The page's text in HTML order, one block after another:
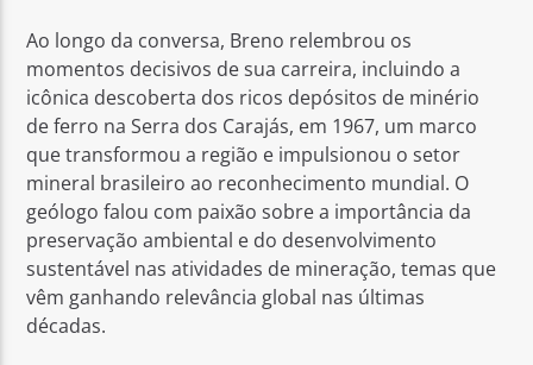
Ao longo da conversa, Breno relembrou os
momentos decisivos de sua carreira, incluindo a
icônica descoberta dos ricos depósitos de minério
de ferro na Serra dos Carajás, em 1967, um marco
que transformou a região e impulsionou o setor
mineral brasileiro ao reconhecimento mundial. O
geólogo falou com paixão sobre a importância da
preservação ambiental e do desenvolvimento
sustentável nas atividades de mineração, temas que
vêm ganhando relevância global nas últimas
décadas.